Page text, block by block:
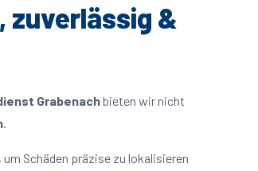
zuverlässig &
Grabenachbieten wir nicht
.
Schäden präzise zu lokalisieren